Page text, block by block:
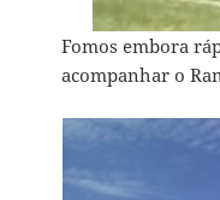
Fomos embora
acompanhar o